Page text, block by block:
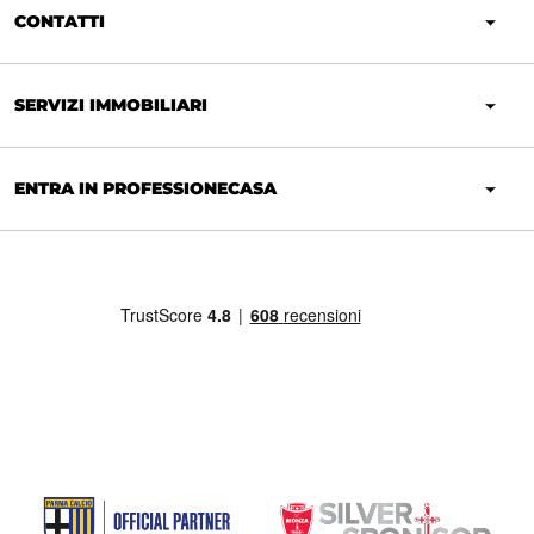
CONTATTI
SERVIZI IMMOBILIARI
ENTRA IN PROFESSIONECASA